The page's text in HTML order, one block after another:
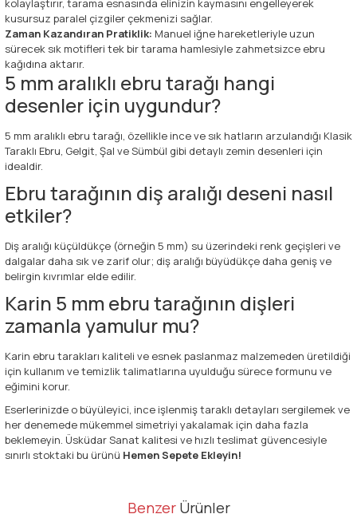
kolaylaştırır, tarama esnasında elinizin kaymasını engelleyerek
kusursuz paralel çizgiler çekmenizi sağlar.
Zaman Kazandıran Pratiklik: Manuel iğne hareketleriyle uzun
sürecek sık motifleri tek bir tarama hamlesiyle zahmetsizce ebru
kağıdına aktarır.
5 mm aralıklı ebru tarağı hangi
desenler için uygundur?
5 mm aralıklı ebru tarağı, özellikle ince ve sık hatların arzulandığı Klasik
Taraklı Ebru, Gelgit, Şal ve Sümbül gibi detaylı zemin desenleri için
idealdir.
Ebru tarağının diş aralığı deseni nasıl
etkiler?
Diş aralığı küçüldükçe (örneğin 5 mm) su üzerindeki renk geçişleri ve
dalgalar daha sık ve zarif olur; diş aralığı büyüdükçe daha geniş ve
belirgin kıvrımlar elde edilir.
Karin 5 mm ebru tarağının dişleri
zamanla yamulur mu?
Karin ebru tarakları kaliteli ve esnek paslanmaz malzemeden üretildiği
için kullanım ve temizlik talimatlarına uyulduğu sürece formunu ve
eğimini korur.
Eserlerinizde o büyüleyici, ince işlenmiş taraklı detayları sergilemek ve
her denemede mükemmel simetriyi yakalamak için daha fazla
beklemeyin. Üsküdar Sanat kalitesi ve hızlı teslimat güvencesiyle
sınırlı stoktaki bu ürünü Hemen Sepete Ekleyin!
Bu ürünün fiyat bilgisi, resim, ürün açıklamalarında ve diğer
Benzer Ürünler